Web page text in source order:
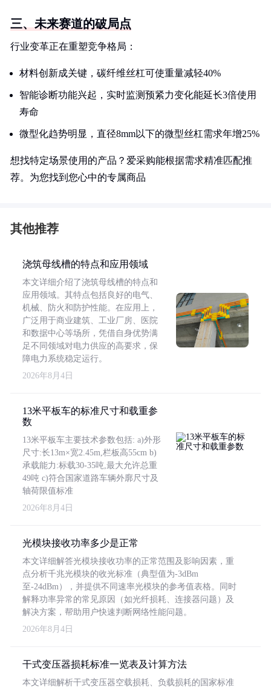
三、未来赛道的破局点
行业变革正在重塑竞争格局：
材料创新成关键，碳纤维丝杠可使重量减轻40%
智能诊断功能兴起，实时监测预紧力变化能延长3倍使用
寿命
微型化趋势明显，直径8mm以下的微型丝杠需求年增25%
想找特定场景使用的产品？爱采购能根据需求精准匹配推
荐。为您找到您心中的专属商品
其他推荐
浇筑母线槽的特点和应用领域
本文详细介绍了浇筑母线槽的特点和
应用领域。其特点包括良好的电气、
机械、防火和防护性能。在应用上，
广泛用于商业建筑、工业厂房、医院
和数据中心等场所，凭借自身优势满
足不同领域对电力供应的高要求，保
障电力系统稳定运行。
2026年8月4日
13米平板车的标准尺寸和载重参
数
13米平板车主要技术参数包括: a)外形
尺寸:长13m×宽2.45m,栏板高55cm b)
承载能力:标载30-35吨,最大允许总重
49吨 c)符合国家道路车辆外廓尺寸及
轴荷限值标准
2026年8月4日
光模块接收功率多少是正常
本文详细解答光模块接收功率的正常范围及影响因素，重
点分析千兆光模块的收光标准（典型值为-3dBm
至-24dBm），并提供不同速率光模块的参考值表格。同时
解释功率异常的常见原因（如光纤损耗、连接器问题）及
解决方案，帮助用户快速判断网络性能问题。
2026年8月4日
干式变压器损耗标准一览表及计算方法
本文详细解析干式变压器空载损耗、负载损耗的国家标准